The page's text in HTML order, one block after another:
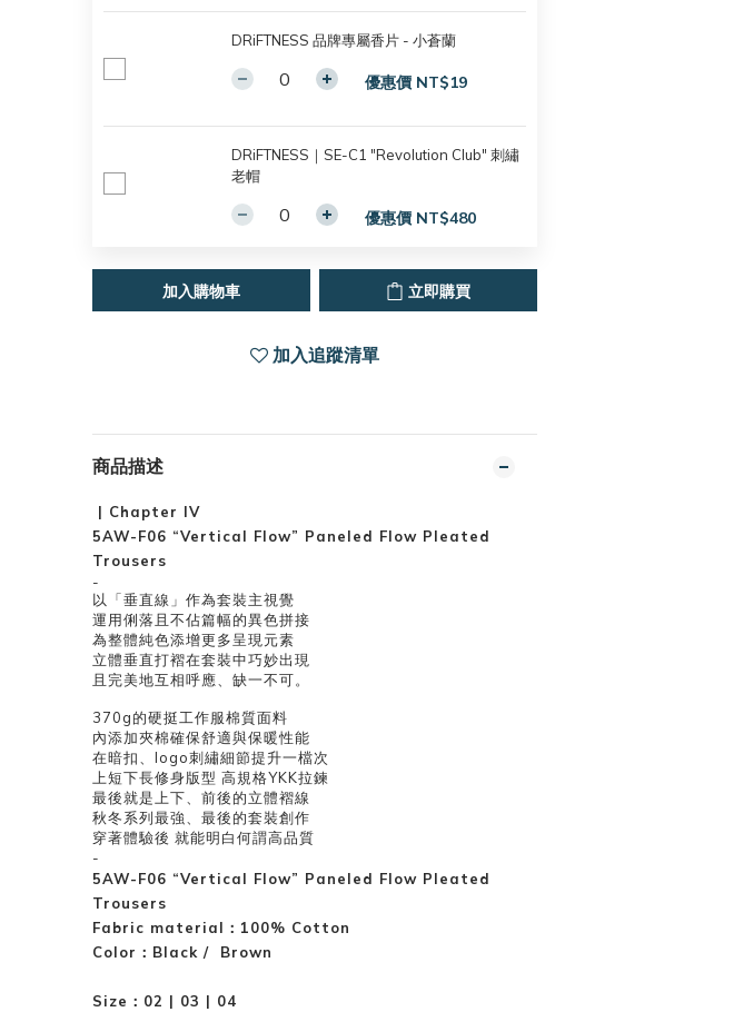
DRiFTNESS 品牌專屬香片 - 小蒼蘭
優惠價 NT$19
DRiFTNESS｜SE-C1 "Revolution Club" 刺繡
老帽
優惠價 NT$480
加入購物車 立即購買
加入追蹤清單
商品描述
| Chapter lV
5AW-F06 “Vertical Flow” Paneled Flow Pleated
Trousers
-
以「垂直線」作為套裝主視覺
運用俐落且不佔篇幅的異色拼接
為整體純色添增更多呈現元素
立體垂直打褶在套裝中巧妙出現
且完美地互相呼應、缺一不可。
370g的硬挺工作服棉質面料
內添加夾棉確保舒適與保暖性能
在暗扣、logo刺繡細節提升一檔次
上短下長修身版型 高規格YKK拉鍊
最後就是上下、前後的立體褶線
秋冬系列最強、最後的套裝創作
穿著體驗後 就能明白何謂高品質
-
5AW-F06 “Vertical Flow” Paneled Flow Pleated
Trousers
Fabric material：100% Cotton
Color：Black / Brown
Size：02 | 03 | 04